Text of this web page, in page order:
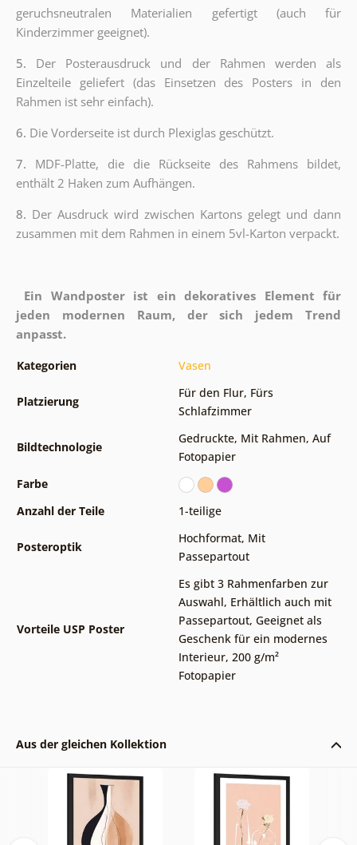
geruchsneutralen Materialien gefertigt (auch für
Kinderzimmer geeignet).
5. Der Posterausdruck und der Rahmen werden als
Einzelteile geliefert (das Einsetzen des Posters in den
Rahmen ist sehr einfach).
6. Die Vorderseite ist durch Plexiglas geschützt.
7. MDF-Platte, die die Rückseite des Rahmens bildet,
enthält 2 Haken zum Aufhängen.
8. Der Ausdruck wird zwischen Kartons gelegt und dann
zusammen mit dem Rahmen in einem 5vl-Karton verpackt.
Ein Wandposter ist ein dekoratives Element für
jeden modernen Raum, der sich jedem Trend
anpasst.
Kategorien Vasen
Platzierung
Für den Flur, Fürs
Schlafzimmer
Bildtechnologie
Gedruckte, Mit Rahmen, Auf
Fotopapier
Farbe
Anzahl der Teile
1-teilige
Posteroptik
Hochformat, Mit
Passepartout
Vorteile USP Poster
Es gibt 3 Rahmenfarben zur
Auswahl, Erhältlich auch mit
Passepartout, Geeignet als
Geschenk für ein modernes
Interieur, 200 g/m²
Fotopapier
Aus der gleichen Kollektion